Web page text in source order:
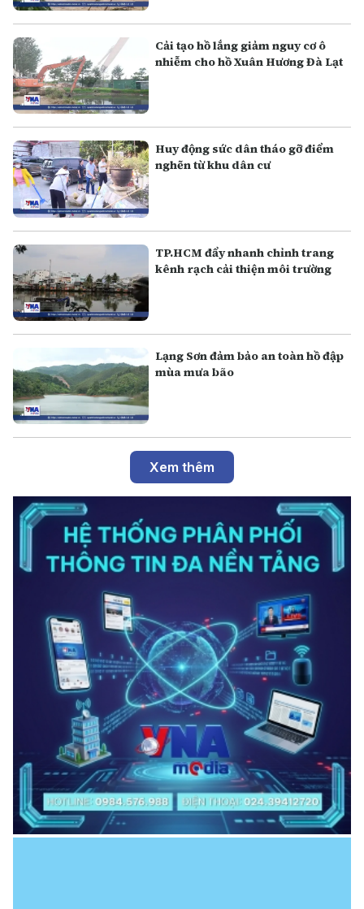
Cải tạo hồ lắng giảm nguy cơ ô
nhiễm cho hồ Xuân Hương Đà Lạt
Huy động sức dân tháo gỡ điểm
nghẽn từ khu dân cư
TP.HCM đẩy nhanh chỉnh trang
kênh rạch cải thiện môi trường
Lạng Sơn đảm bảo an toàn hồ đập
mùa mưa bão
Xem thêm